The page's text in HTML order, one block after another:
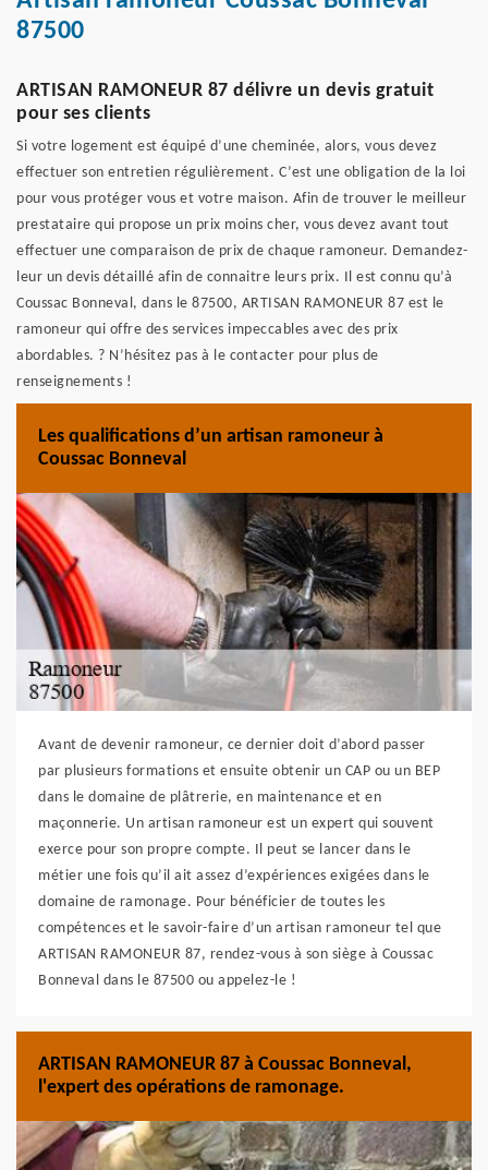
87500
ARTISAN RAMONEUR 87 délivre un devis gratuit
pour ses clients
Si votre logement est équipé d’une cheminée, alors, vous devez
effectuer son entretien régulièrement. C’est une obligation de la loi
pour vous protéger vous et votre maison. Afin de trouver le meilleur
prestataire qui propose un prix moins cher, vous devez avant tout
effectuer une comparaison de prix de chaque ramoneur. Demandez-
leur un devis détaillé afin de connaitre leurs prix. Il est connu qu’à
Coussac Bonneval, dans le 87500, ARTISAN RAMONEUR 87 est le
ramoneur qui offre des services impeccables avec des prix
abordables. ? N’hésitez pas à le contacter pour plus de
renseignements !
Les qualifications d’un artisan ramoneur à
Coussac Bonneval
Avant de devenir ramoneur, ce dernier doit d’abord passer
par plusieurs formations et ensuite obtenir un CAP ou un BEP
dans le domaine de plâtrerie, en maintenance et en
maçonnerie. Un artisan ramoneur est un expert qui souvent
exerce pour son propre compte. Il peut se lancer dans le
métier une fois qu’il ait assez d’expériences exigées dans le
domaine de ramonage. Pour bénéficier de toutes les
compétences et le savoir-faire d’un artisan ramoneur tel que
ARTISAN RAMONEUR 87, rendez-vous à son siège à Coussac
Bonneval dans le 87500 ou appelez-le !
ARTISAN RAMONEUR 87 à Coussac Bonneval,
l'expert des opérations de ramonage.